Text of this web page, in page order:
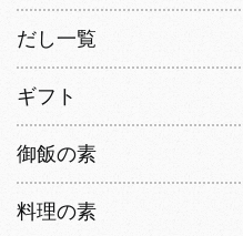
だし一覧
ギフト
御飯の素
料理の素